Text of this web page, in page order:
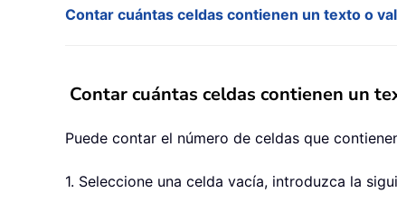
Contar cuántas celdas contienen un texto o
Contar cuántas celdas contienen un
Puede contar el número de celdas que
1. Seleccione una celda vacía, introduzca la